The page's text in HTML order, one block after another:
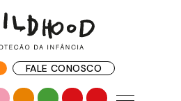
FALE CONOSCO